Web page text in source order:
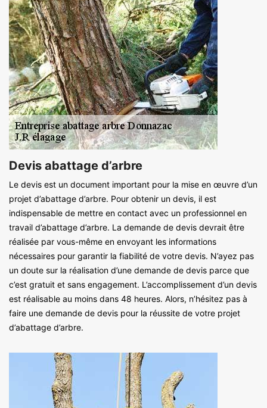
Devis abattage d’arbre
Le devis est un document important pour la mise en œuvre d’un
projet d’abattage d’arbre. Pour obtenir un devis, il est
indispensable de mettre en contact avec un professionnel en
travail d’abattage d’arbre. La demande de devis devrait être
réalisée par vous-même en envoyant les informations
nécessaires pour garantir la fiabilité de votre devis. N’ayez pas
un doute sur la réalisation d’une demande de devis parce que
c’est gratuit et sans engagement. L’accomplissement d’un devis
est réalisable au moins dans 48 heures. Alors, n’hésitez pas à
faire une demande de devis pour la réussite de votre projet
d’abattage d’arbre.